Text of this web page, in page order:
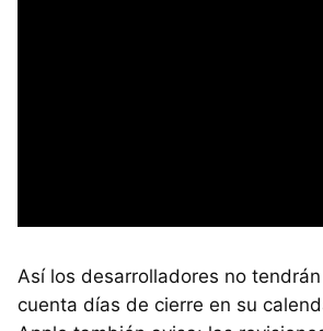
Así los desarrolladores no
cuenta días de cierre en su